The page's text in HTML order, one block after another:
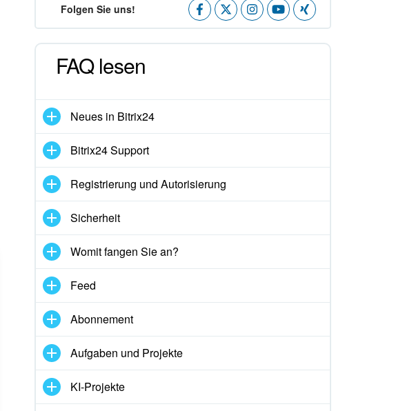
Folgen Sie uns!
FAQ lesen
Neues in Bitrix24
Bitrix24 Support
Registrierung und Autorisierung
Sicherheit
Womit fangen Sie an?
Feed
Abonnement
Aufgaben und Projekte
KI-Projekte